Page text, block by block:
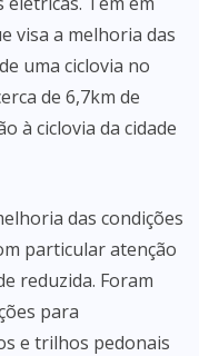
visa a melhoria das
uma ciclovia no
de 6,7km de
à ciclovia da cidade
das condições
particular atenção
reduzida. Foram
para
e trilhos pedonais